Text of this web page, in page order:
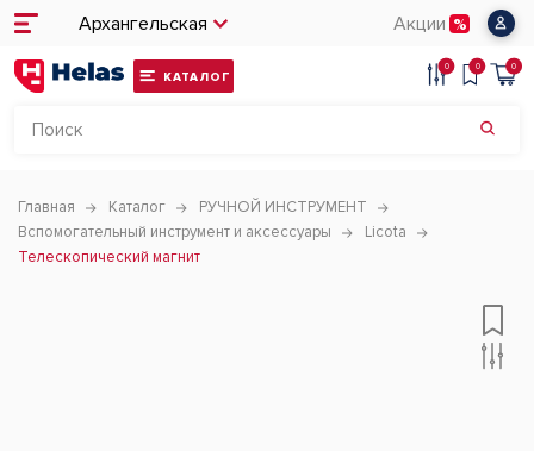
Архангельская Акции
КАТАЛОГ
0 0 0
Главная Каталог
РУЧНОЙ ИНСТРУМЕНТ
Вспомогательный инструмент и аксессуары
Licota
Телескопический магнит